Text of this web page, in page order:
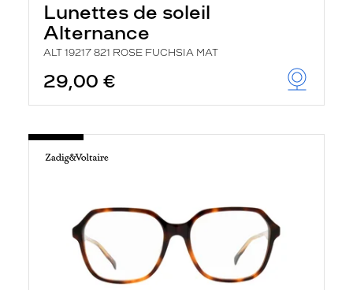
Lunettes de soleil
Alternance
ALT 19217 821 ROSE FUCHSIA MAT
29,00 €